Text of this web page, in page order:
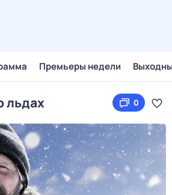
Премьеры недели
льдах 0